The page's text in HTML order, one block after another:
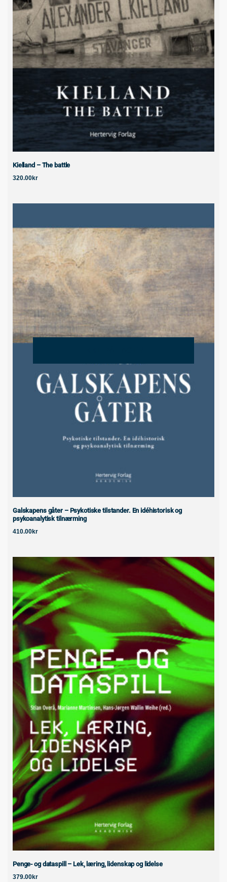
Kielland – The battle
320.00kr
Galskapens gåter – Psykotiske tilstander. En idéhistorisk og
psykoanalytisk tilnærming
410.00kr
Penge- og dataspill – Lek, læring, lidenskap og lidelse
379.00kr